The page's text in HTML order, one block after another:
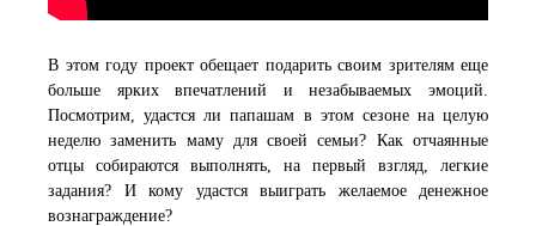
В этом году проект обещает подарить своим зрителям еще
больше ярких впечатлений и незабываемых эмоций.
Посмотрим, удастся ли папашам в этом сезоне на целую
неделю заменить маму для своей семьи? Как отчаянные
отцы собираются выполнять, на первый взгляд, легкие
задания? И кому удастся выиграть желаемое денежное
вознаграждение?